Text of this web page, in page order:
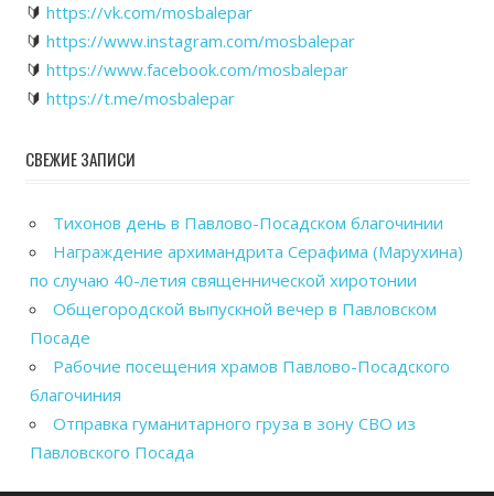
🔰 https://vk.com/mosbalepar
🔰 https://www.instagram.com/mosbalepar
🔰 https://www.facebook.com/mosbalepar
🔰 https://t.me/mosbalepar
СВЕЖИЕ ЗАПИСИ
Тихонов день в Павлово-Посадском благочинии
Награждение архимандрита Серафима (Марухина)
по случаю 40-летия священнической хиротонии
Общегородской выпускной вечер в Павловском
Посаде
Рабочие посещения храмов Павлово-Посадского
благочиния
Отправка гуманитарного груза в зону СВО из
Павловского Посада